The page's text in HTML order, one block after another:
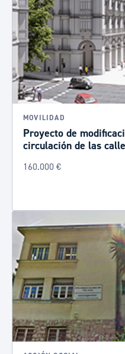
MOVILIDAD
Proyecto de
circulación de las
160.000 €